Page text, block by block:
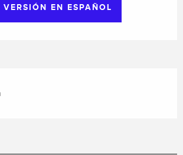
VERSIÓN EN ESPAÑOL